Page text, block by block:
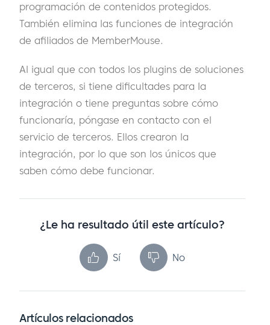
programación de contenidos protegidos.
También elimina las funciones de integración
de afiliados de MemberMouse.
Al igual que con todos los plugins de soluciones
de terceros, si tiene dificultades para la
integración o tiene preguntas sobre cómo
funcionaría, póngase en contacto con el
servicio de terceros. Ellos crearon la
integración, por lo que son los únicos que
saben cómo debe funcionar.
¿Le ha resultado útil este artículo?
Sí No
Artículos relacionados